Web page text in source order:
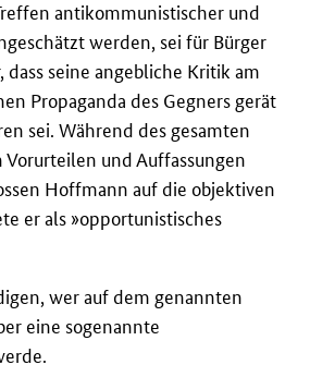
antikommunistischer und
werden, sei für Bürger
seine angebliche Kritik am
Propaganda des Gegners gerät
sei. Während des gesamten
und Auffassungen
Hoffmann auf die objektiven
er als »opportunistisches
wer auf dem genannten
eine sogenannte